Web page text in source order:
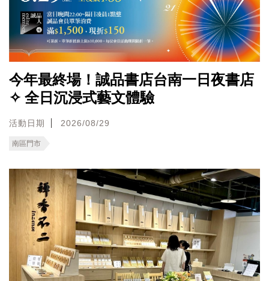
今年最終場！誠品書店台南一日夜書店
✧ 全日沉浸式藝文體驗
活動日期 2026/08/29
南區門市